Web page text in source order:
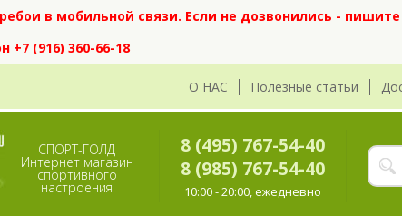
в мобильной связи. Если не дозвонились -
(916) 360-66-18
О НАС Полезные статьи
СПОРТ-ГОЛД
Интернет магазин
спортивного
настроения
8 (495) 767-54-40
8 (985) 767-54-40
10:00 - 20:00, ежедневно